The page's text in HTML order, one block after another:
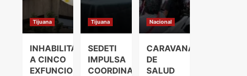
Tijuana
INHABILITAN
A CINCO
EXFUNCIONARIOS
Tijuana
SEDETI
IMPULSA
COORDINACIÓN
Nacional
CARAVANAS
DE
SALUD